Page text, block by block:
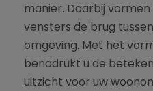
manier. Daarbij vormen
vensters de brug
omgeving. Met het
benadrukt u de
uitzicht voor uw